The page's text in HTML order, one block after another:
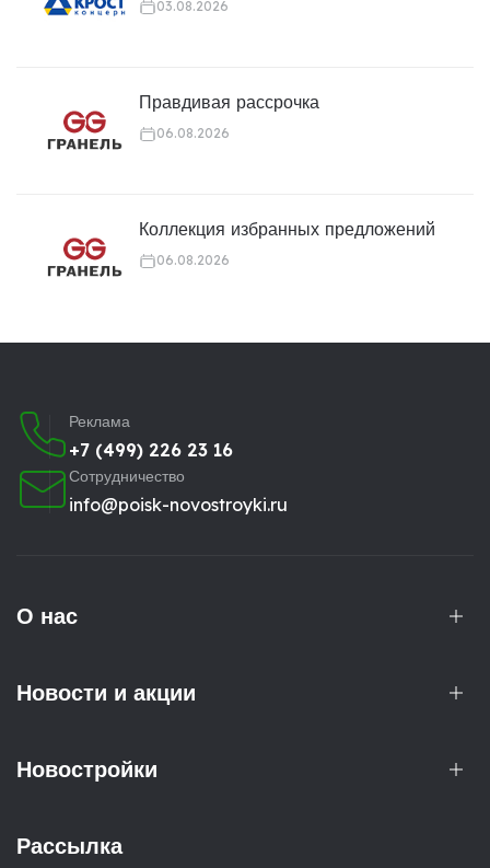
03.08.2026
Правдивая рассрочка
06.08.2026
Коллекция избранных предложений
06.08.2026
Реклама
+7 (499) 226 23 16
Сотрудничество
info@poisk-novostroyki.ru
О нас
Новости и акции
Новостройки
Рассылка